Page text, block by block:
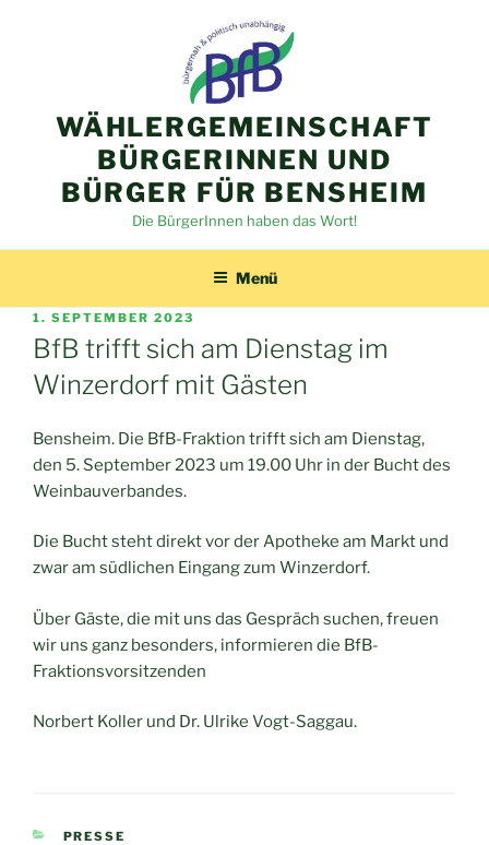
WÄHLERGEMEINSCHAFT
BÜRGERINNEN UND
BÜRGER FÜR BENSHEIM
Die BürgerInnen haben das Wort!
Menü
VERÖFFENTLICHT
AM
1. SEPTEMBER 2023
BfB trifft sich am Dienstag im
Winzerdorf mit Gästen
Bensheim. Die BfB-Fraktion trifft sich am Dienstag,
den 5. September 2023 um 19.00 Uhr in der Bucht des
Weinbauverbandes.
Die Bucht steht direkt vor der Apotheke am Markt und
zwar am südlichen Eingang zum Winzerdorf.
Über Gäste, die mit uns das Gespräch suchen, freuen
wir uns ganz besonders, informieren die BfB-
Fraktionsvorsitzenden
Norbert Koller und Dr. Ulrike Vogt-Saggau.
KATEGORIEN
PRESSE